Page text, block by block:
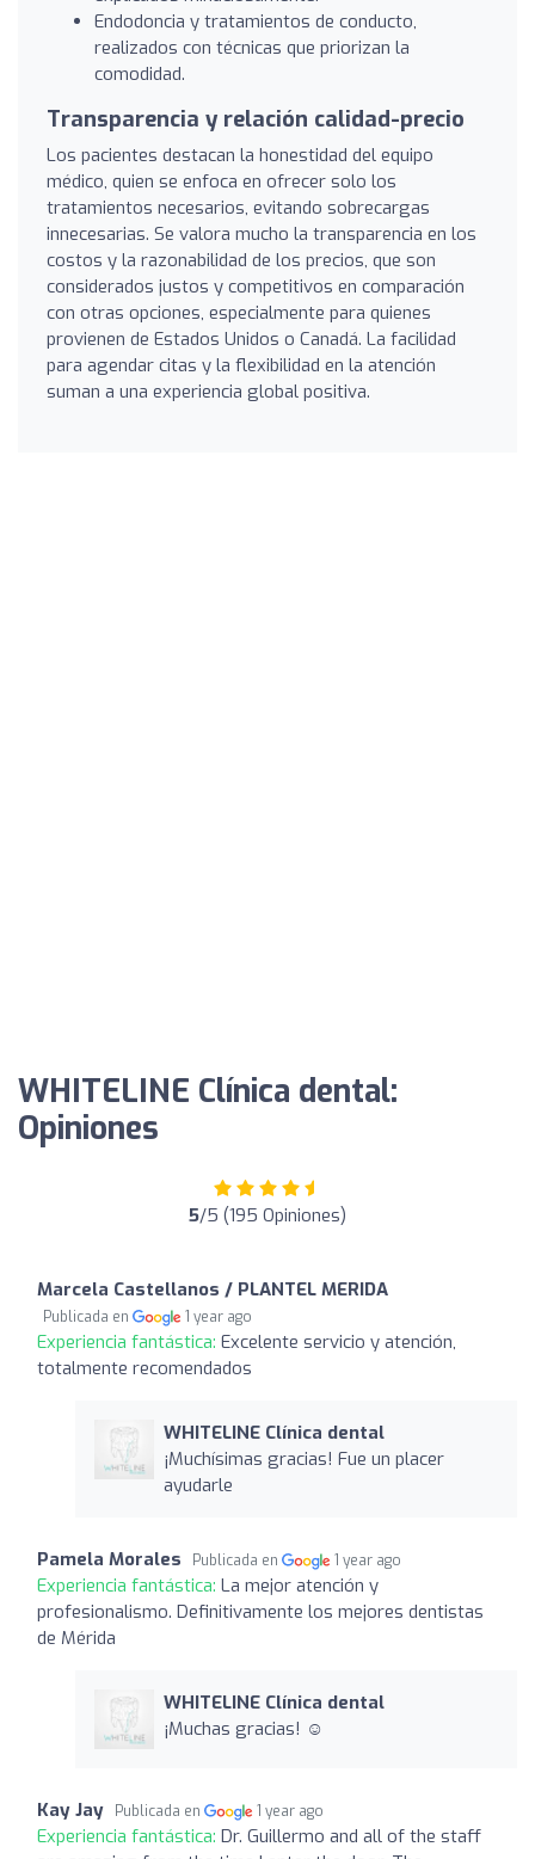
Endodoncia y tratamientos de conducto,
realizados con técnicas que priorizan la
comodidad.
Transparencia y relación calidad-precio
Los pacientes destacan la honestidad del equipo
médico, quien se enfoca en ofrecer solo los
tratamientos necesarios, evitando sobrecargas
innecesarias. Se valora mucho la transparencia en los
costos y la razonabilidad de los precios, que son
considerados justos y competitivos en comparación
con otras opciones, especialmente para quienes
provienen de Estados Unidos o Canadá. La facilidad
para agendar citas y la flexibilidad en la atención
suman a una experiencia global positiva.
WHITELINE Clínica dental:
Opiniones
5/5 (195 Opiniones)
Marcela Castellanos / PLANTEL MERIDA
Publicada en 1 year ago
Experiencia fantástica: Excelente servicio y atención,
totalmente recomendados
WHITELINE Clínica dental
¡Muchísimas gracias! Fue un placer
ayudarle
Pamela Morales Publicada en 1 year ago
Experiencia fantástica: La mejor atención y
profesionalismo. Definitivamente los mejores dentistas
de Mérida
WHITELINE Clínica dental
¡Muchas gracias! ☺️
Kay Jay Publicada en 1 year ago
Experiencia fantástica: Dr. Guillermo and all of the staff